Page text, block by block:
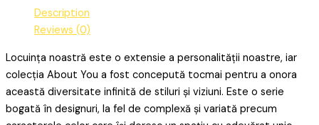
Description
Reviews (0)
Locuința noastră este o extensie a personalității noastre, iar
colecția About You a fost concepută tocmai pentru a onora
această diversitate infinită de stiluri și viziuni. Este o serie
bogată în designuri, la fel de complexă și variată precum